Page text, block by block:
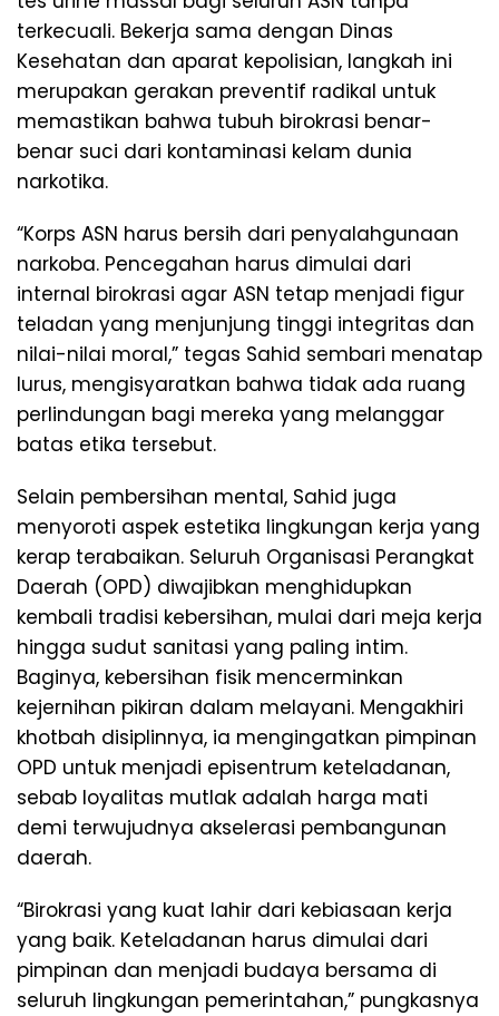
terkecuali. Bekerja sama dengan Dinas
Kesehatan dan aparat kepolisian, langkah ini
merupakan gerakan preventif radikal untuk
memastikan bahwa tubuh birokrasi benar-
benar suci dari kontaminasi kelam dunia
narkotika.
​“Korps ASN harus bersih dari penyalahgunaan
narkoba. Pencegahan harus dimulai dari
internal birokrasi agar ASN tetap menjadi figur
teladan yang menjunjung tinggi integritas dan
nilai-nilai moral,” tegas Sahid sembari menatap
lurus, mengisyaratkan bahwa tidak ada ruang
perlindungan bagi mereka yang melanggar
batas etika tersebut.
​Selain pembersihan mental, Sahid juga
menyoroti aspek estetika lingkungan kerja yang
kerap terabaikan. Seluruh Organisasi Perangkat
Daerah (OPD) diwajibkan menghidupkan
kembali tradisi kebersihan, mulai dari meja kerja
hingga sudut sanitasi yang paling intim.
Baginya, kebersihan fisik mencerminkan
kejernihan pikiran dalam melayani. Mengakhiri
khotbah disiplinnya, ia mengingatkan pimpinan
OPD untuk menjadi episentrum keteladanan,
sebab loyalitas mutlak adalah harga mati
demi terwujudnya akselerasi pembangunan
daerah.
​“Birokrasi yang kuat lahir dari kebiasaan kerja
yang baik. Keteladanan harus dimulai dari
pimpinan dan menjadi budaya bersama di
seluruh lingkungan pemerintahan,” pungkasnya